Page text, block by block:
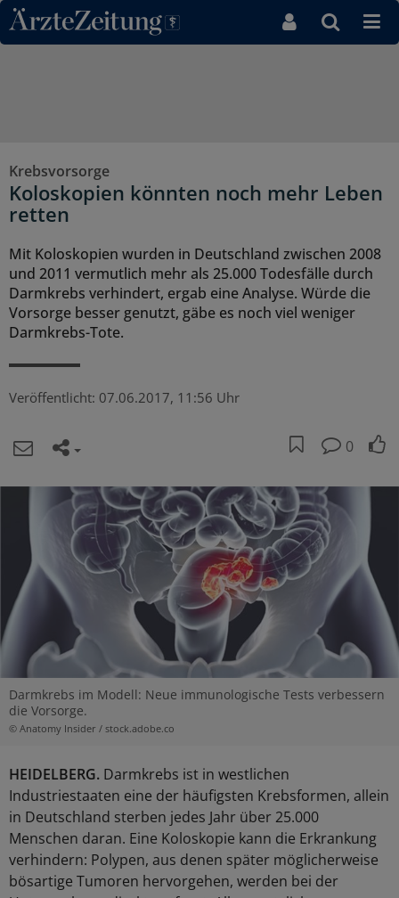
Direkt zum Inhaltsbereich
Krebsvorsorge
Koloskopien könnten noch mehr Leben
retten
Mit Koloskopien wurden in Deutschland zwischen 2008
und 2011 vermutlich mehr als 25.000 Todesfälle durch
Darmkrebs verhindert, ergab eine Analyse. Würde die
Vorsorge besser genutzt, gäbe es noch viel weniger
Darmkrebs-Tote.
Veröffentlicht: 07.06.2017, 11:56 Uhr
0
Darmkrebs im Modell: Neue immunologische Tests verbessern
die Vorsorge.
© Anatomy Insider / stock.adobe.co
HEIDELBERG. Darmkrebs ist in westlichen
Industriestaaten eine der häufigsten Krebsformen, allein
in Deutschland sterben jedes Jahr über 25.000
Menschen daran. Eine Koloskopie kann die Erkrankung
verhindern: Polypen, aus denen später möglicherweise
bösartige Tumoren hervorgehen, werden bei der